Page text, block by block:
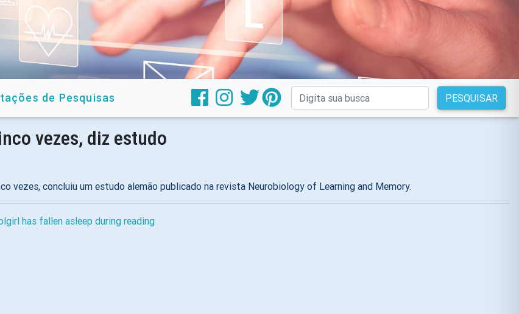
de Pesquisas PESQUISAR
vezes, diz estudo
vezes, concluiu um estudo alemão publicado na revista Neurobiology of Learning and Memory.